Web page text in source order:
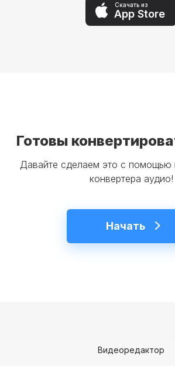
Скачать из
App Store
Готовы
Давайте сделаем это с помощью
конвертера аудио!
Начать
Видеоредактор